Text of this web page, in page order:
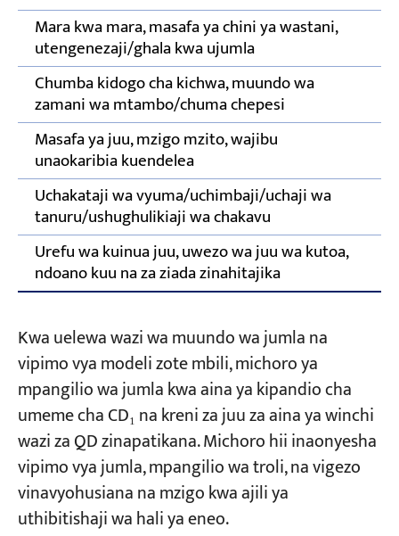
Mara kwa mara, masafa ya chini ya wastani,
utengenezaji/ghala kwa ujumla
Chumba kidogo cha kichwa, muundo wa
zamani wa mtambo/chuma chepesi
Masafa ya juu, mzigo mzito, wajibu
unaokaribia kuendelea
Uchakataji wa vyuma/uchimbaji/uchaji wa
tanuru/ushughulikiaji wa chakavu
Urefu wa kuinua juu, uwezo wa juu wa kutoa,
ndoano kuu na za ziada zinahitajika
Kwa uelewa wazi wa muundo wa jumla na
vipimo vya modeli zote mbili, michoro ya
mpangilio wa jumla kwa aina ya kipandio cha
umeme cha CD₁ na kreni za juu za aina ya winchi
wazi za QD zinapatikana. Michoro hii inaonyesha
vipimo vya jumla, mpangilio wa troli, na vigezo
vinavyohusiana na mzigo kwa ajili ya
uthibitishaji wa hali ya eneo.